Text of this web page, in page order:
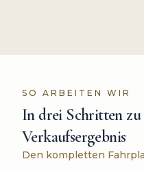
SO ARBEITEN WIR
In drei Schritten
Verkaufsergebnis
Den kompletten